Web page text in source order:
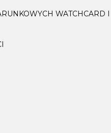
WATCHCARD I